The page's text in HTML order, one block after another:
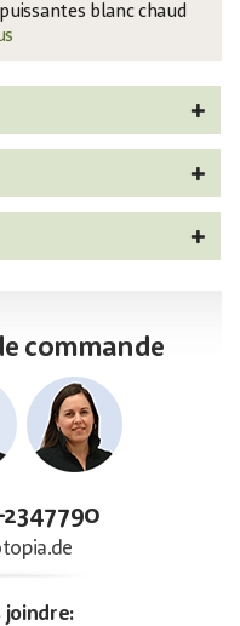
blanc chaud
commande
joindre: